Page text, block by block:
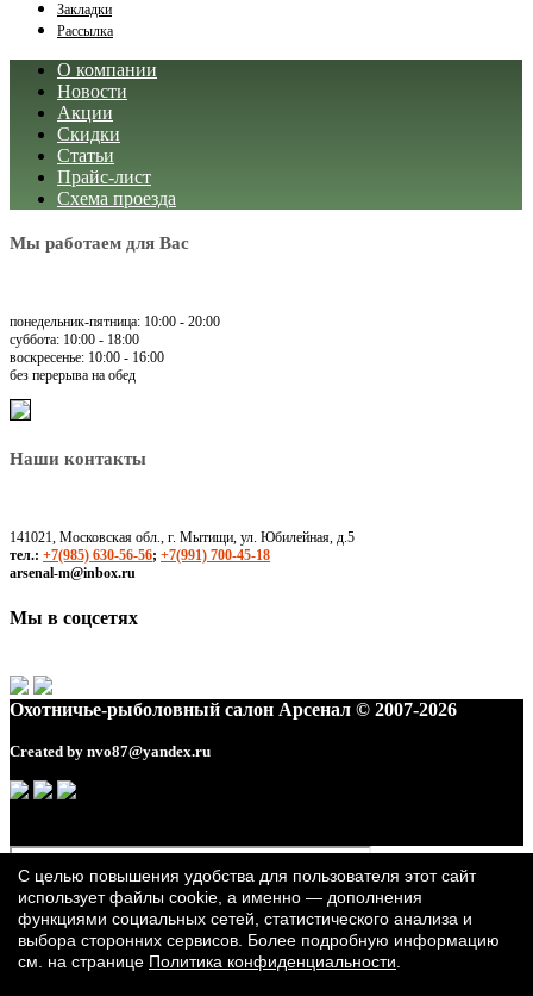
Закладки
Рассылка
О компании
Новости
Акции
Скидки
Статьи
Прайс-лист
Схема проезда
Мы работаем для Вас
понедельник-пятница: 10:00 - 20:00
суббота: 10:00 - 18:00
воскресенье: 10:00 - 16:00
без перерыва на обед
Наши контакты
141021, Московская обл., г. Мытищи, ул. Юбилейная, д.5
тел.: +7(985) 630-56-56; +7(991) 700-45-18
arsenal-m@inbox.ru
Мы в соцсетях
Охотничье-рыболовный салон Арсенал © 2007-2026
Created by nvo87@yandex.ru
С целью повышения удобства для пользователя этот сайт
использует файлы cookie, а именно — дополнения
функциями социальных сетей, статистического анализа и
выбора сторонних сервисов. Более подробную информацию
см. на странице Политика конфиденциальности